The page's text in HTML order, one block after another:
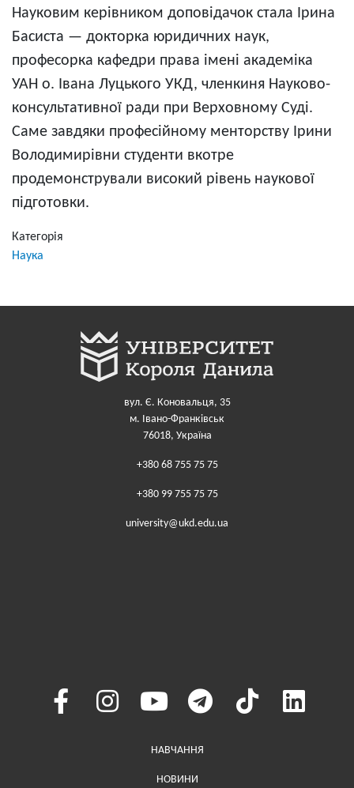
Науковим керівником доповідачок стала Ірина
Басиста — докторка юридичних наук,
професорка кафедри права імені академіка
УАН о. Івана Луцького УКД, членкиня Науково-
консультативної ради при Верховному Суді.
Саме завдяки професійному менторству Ірини
Володимирівни студенти вкотре
продемонстрували високий рівень наукової
підготовки.
Категорія
Наука
вул. Є. Коновальця, 35
м. Івано-Франківськ
76018, Україна
+380 68 755 75 75
+380 99 755 75 75
university@ukd.edu.ua
Меню у хедері
НАВЧАННЯ
НОВИНИ